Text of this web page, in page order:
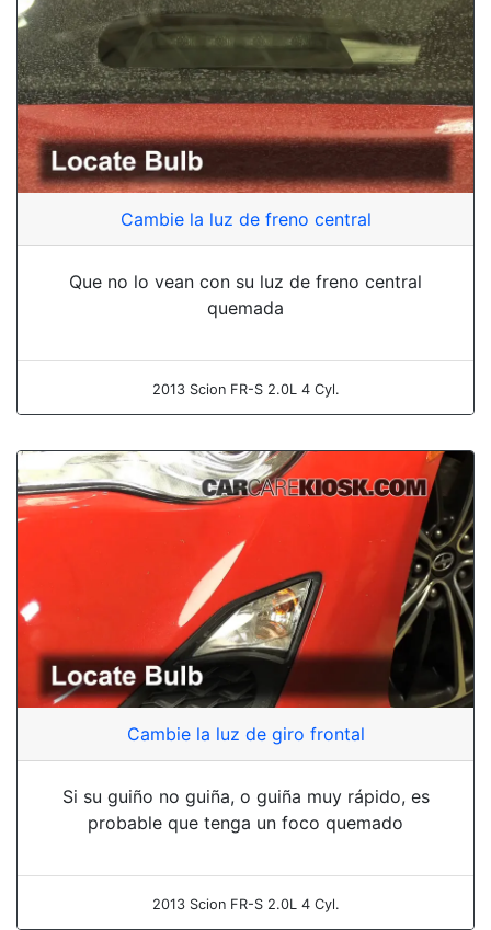
Cambie la luz de freno central
Que no lo vean con su luz de freno central
quemada
2013 Scion FR-S 2.0L 4 Cyl.
Cambie la luz de giro frontal
Si su guiño no guiña, o guiña muy rápido, es
probable que tenga un foco quemado
2013 Scion FR-S 2.0L 4 Cyl.